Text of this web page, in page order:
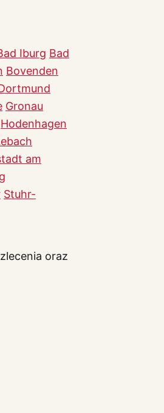
Iburg Bad
Bovenden
Gronau
Hodenhagen
am
Stuhr-
oraz